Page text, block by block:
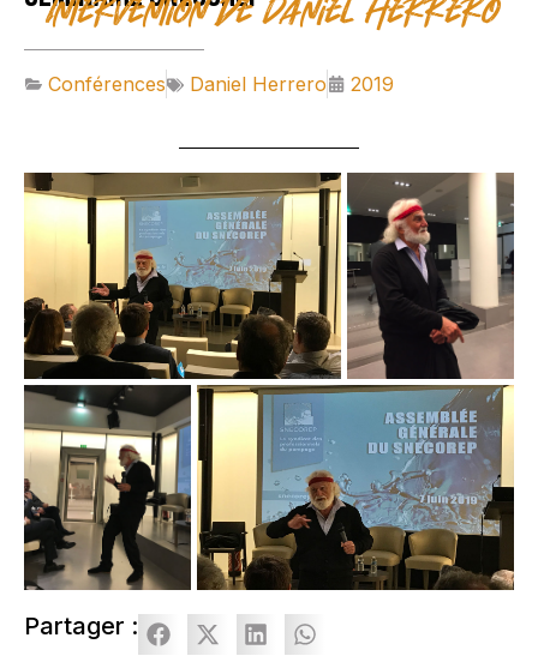
Intervention de Daniel Herrero
Conférences Daniel Herrero 2019
Partager :